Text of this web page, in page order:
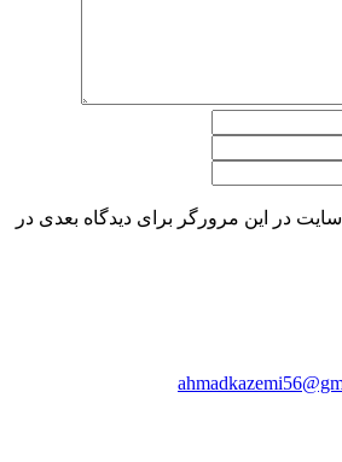
در این مرورگر برای دیدگاه بعدی در